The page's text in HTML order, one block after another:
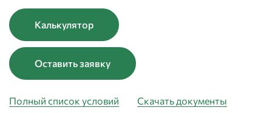
Калькулятор
Оставить заявку
Полный список условий Скачать документы